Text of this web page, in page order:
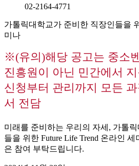
02-2164-4771
가톨릭대학교가 준비한 직장인들을
미나
※(유의)해당 공고는 중소
진흥원이 아닌 민간에서
신청부터 관리까지 모든
서 전담
미래를 준비하는 우리의 자세, 가톨
들을 위한 Future Life Trend 온라인
은 참여 부탁드립니다.